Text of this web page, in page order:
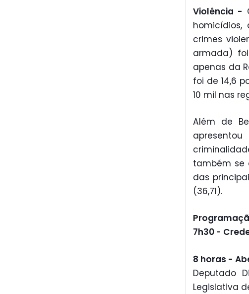
Violência -
crimes
armada)
apenas da
foi de 14,6
10 mil nas
Além de
também se
das
(36,71).
7h30 -
8 horas -
Deputado
Legislativa